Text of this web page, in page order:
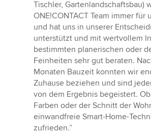
Tischler, Gartenlandschaftsbau)
ONE!CONTACT Team immer für
und hat uns in unserer
unterstützt und mit wertvollem
bestimmten planerischen oder
Feinheiten sehr gut beraten.
Monaten Bauzeit konnten wir
Zuhause beziehen und sind
von dem Ergebnis begeistert.
Farben oder der Schnitt der
einwandfreie Smart-Home-
zufrieden.”